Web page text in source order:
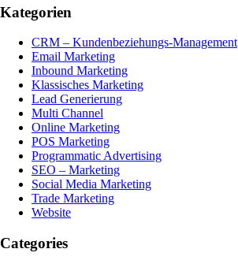
Kategorien
CRM – Kundenbeziehungs-Management
Email Marketing
Inbound Marketing
Klassisches Marketing
Lead Generierung
Multi Channel
Online Marketing
POS Marketing
Programmatic Advertising
SEO – Marketing
Social Media Marketing
Trade Marketing
Website
Categories